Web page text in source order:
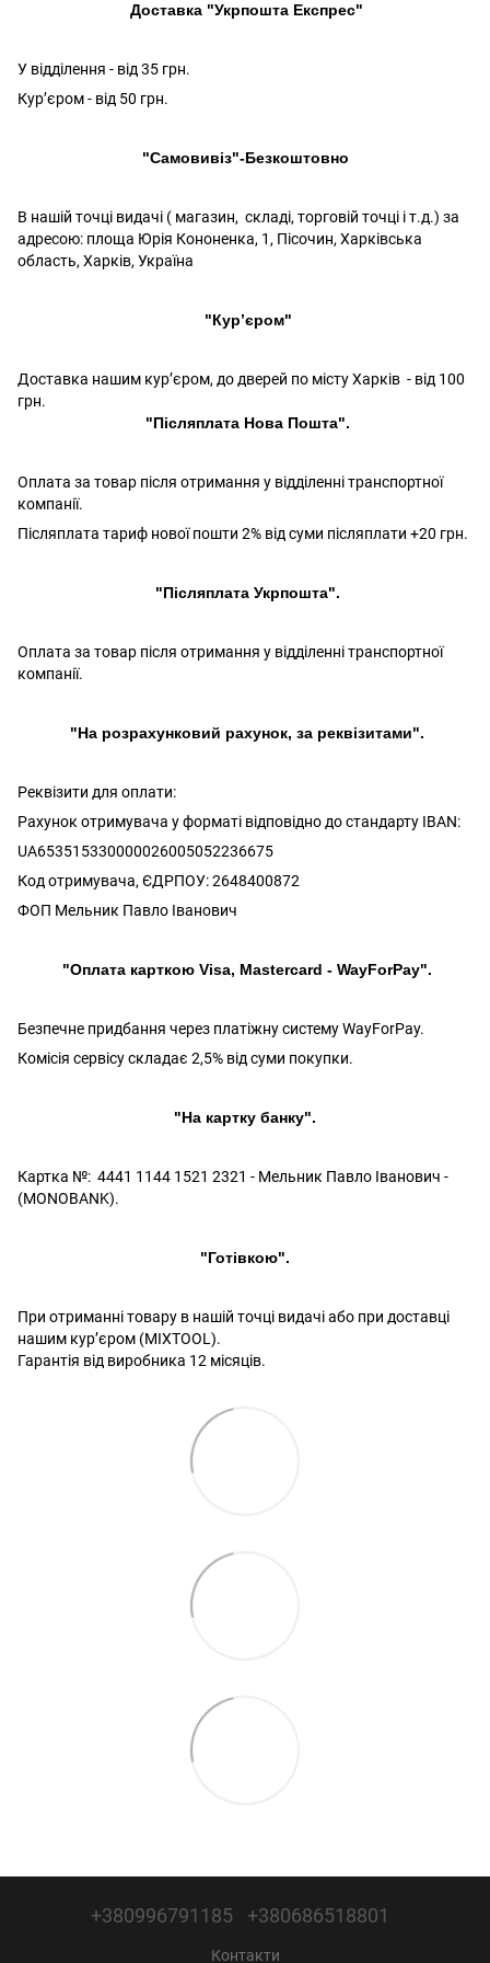
Доставка "Укрпошта Експрес"
У відділення - від 35 грн.
Кур’єром - від 50 грн.
"Самовивіз"-Безкоштовно
В нашій точці видачі ( магазин, складі, торговій точці і т.д.) за
адресою: площа Юрія Кононенка, 1, Пісочин, Харківська
область, Харків, Україна
"Кур’єром"
Доставка нашим кур’єром, до дверей по місту Харків - від 100
грн.
"Післяплата Нова Пошта".
Оплата за товар після отримання у відділенні транспортної
компанії.
Післяплата тариф нової пошти 2% від суми післяплати +20 грн.
"Післяплата Укрпошта".
Оплата за товар після отримання у відділенні транспортної
компанії.
"На розрахунковий рахунок, за реквізитами".
Реквізити для оплати:
Рахунок отримувача у форматі відповідно до стандарту IBAN:
UA653515330000026005052236675
Код отримувача, ЄДРПОУ: 2648400872
ФОП Мельник Павло Іванович
"Оплата карткою Visa, Mastercard - WayForPay".
Безпечне придбання через платіжну систему WayForPay.
Комісія сервісу складає 2,5% від суми покупки.
"На картку банку".
Картка №: 4441 1144 1521 2321 - Мельник Павло Іванович -
(MONOBANK).
"Готівкою".
При отриманні товару в нашій точці видачі або при доставці
нашим кур’єром (MIXTOOL).
Гарантія від виробника 12 місяців.
+380996791185 +380686518801
Контакти